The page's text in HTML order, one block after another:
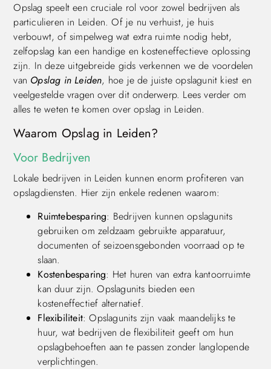
Opslag speelt een cruciale rol voor zowel bedrijven als
particulieren in Leiden. Of je nu verhuist, je huis
verbouwt, of simpelweg wat extra ruimte nodig hebt,
zelfopslag kan een handige en kosteneffectieve oplossing
zijn. In deze uitgebreide gids verkennen we de voordelen
van Opslag in Leiden, hoe je de juiste opslagunit kiest en
veelgestelde vragen over dit onderwerp. Lees verder om
alles te weten te komen over opslag in Leiden.
Waarom Opslag in Leiden?
Voor Bedrijven
Lokale bedrijven in Leiden kunnen enorm profiteren van
opslagdiensten. Hier zijn enkele redenen waarom:
Ruimtebesparing: Bedrijven kunnen opslagunits
gebruiken om zeldzaam gebruikte apparatuur,
documenten of seizoensgebonden voorraad op te
slaan.
Kostenbesparing: Het huren van extra kantoorruimte
kan duur zijn. Opslagunits bieden een
kosteneffectief alternatief.
Flexibiliteit: Opslagunits zijn vaak maandelijks te
huur, wat bedrijven de flexibiliteit geeft om hun
opslagbehoeften aan te passen zonder langlopende
verplichtingen.